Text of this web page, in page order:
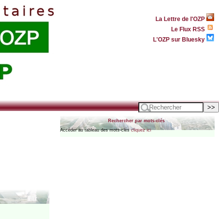
La Lettre de l'OZP
Le Flux RSS
L'OZP sur Bluesky
Rechercher par mots-clés
Accèder au tableau des mots-cléscliquez ici